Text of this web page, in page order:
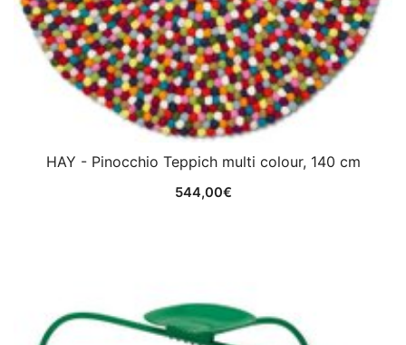
HAY - Pinocchio Teppich multi colour, 140 cm
544,00€